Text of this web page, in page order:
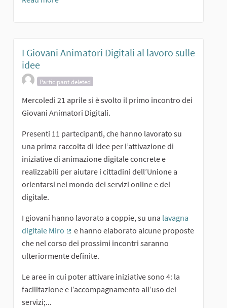
I Giovani Animatori Digitali al lavoro sulle
idee
Participant deleted
Mercoledì 21 aprile si è svolto il primo incontro dei
Giovani Animatori Digitali.
Presenti 11 partecipanti, che hanno lavorato su
una prima raccolta di idee per l’attivazione di
iniziative di animazione digitale concrete e
realizzabili per aiutare i cittadini dell’Unione a
orientarsi nel mondo dei servizi online e del
digitale.
I giovani hanno lavorato a coppie, su una lavagna
digitale Miro
(External link)
e hanno elaborato alcune proposte
che nel corso dei prossimi incontri saranno
ulteriormente definite.
Le aree in cui poter attivare iniziative sono 4: la
facilitazione e l’accompagnamento all’uso dei
servizi;...